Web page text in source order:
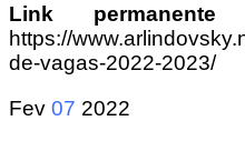
Link
https://
de-vagas-2022-2023/
Fev 07 2022